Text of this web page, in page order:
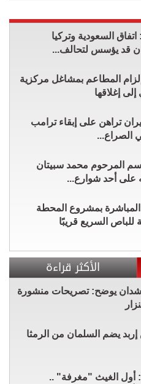
اتفاق السعودية وتركيا
قد يؤسس لتحالف...
إلزام المطاعم بمشاغل مركزية
إغلاقها
تراهن على إبقاء ترامب
الصراع...
المرحوم محمد سبيتان
على أحد شوارع...
المباشرة بمشروع المحطة
للباص السريع قريبًا
الأكثر قراءة
يوضح: تصريحات منشورة
إربد يضم السلمان من الرمثا
أول الغيث "مغرفة" ..